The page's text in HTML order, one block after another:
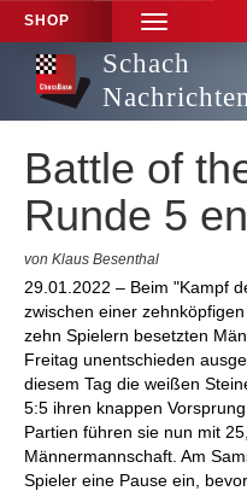
SHOP
TOGGLE
NAVIGATION
Schach
Battle of
Runde 5
von Klaus Besenthal
29.01.2022 – Beim "Kampf
zwischen einer
zehn Spielern besetzten
Freitag unentschieden
diesem Tag die weißen
5:5 ihren knappen
Partien führen sie nun mit
Männermannschaft. Am
Spieler eine Pause ein,